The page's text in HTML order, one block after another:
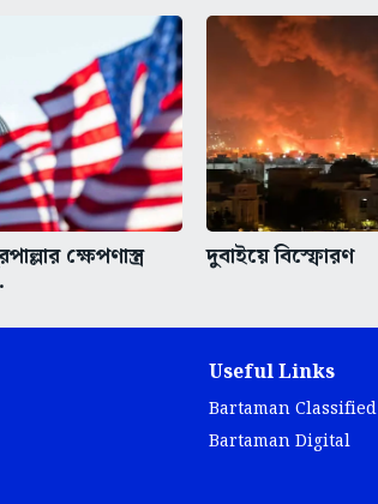
ক্ষেপণাস্ত্র দুবাইয়ে বিস্ফোরণ
Useful Links
Bartaman Classified
Bartaman Digital